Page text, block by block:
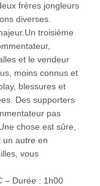
frères jongleurs
diverses.
troisième
et le vendeur
moins connus et
blessures et
Des supporters
pas
chose est sûre,
un autre en
vous
– Durée : 1h00